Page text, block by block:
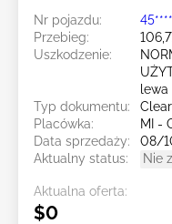
Nr pojazdu:
Przebieg:
Uszkodzenie:
Typ dokumentu:
Placówka:
MI -
Data sprzedaży:
08/
Aktualny status:
Nie
Aktualna oferta:
$0